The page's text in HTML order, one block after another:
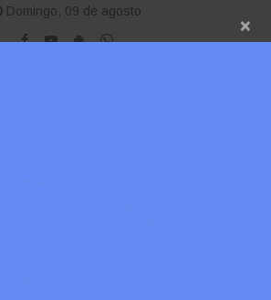
Domingo, 09 de agosto
×